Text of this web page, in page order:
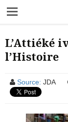
L’Attiéké
l’Histoire
Source: JDA